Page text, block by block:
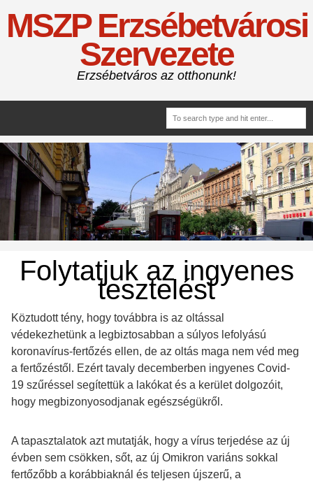
MSZP Erzsébetvárosi
Szervezete
Erzsébetváros az otthonunk!
Folytatjuk az ingyenes
tesztelést
Köztudott tény, hogy továbbra is az oltással
védekezhetünk a legbiztosabban a súlyos lefolyású
koronavírus-fertőzés ellen, de az oltás maga nem véd meg
a fertőzéstől. Ezért tavaly decemberben ingyenes Covid-
19 szűréssel segítettük a lakókat és a kerület dolgozóit,
hogy megbizonyosodjanak egészségükről.
A tapasztalatok azt mutatják, hogy a vírus terjedése az új
évben sem csökken, sőt, az új Omikron variáns sokkal
fertőzőbb a korábbiaknál és teljesen újszerű, a